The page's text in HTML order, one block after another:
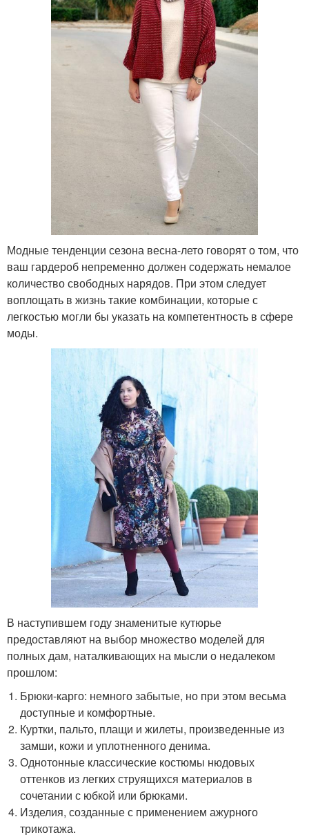
Модные тенденции сезона весна-лето говорят о том, что
ваш гардероб непременно должен содержать немалое
количество свободных нарядов. При этом следует
воплощать в жизнь такие комбинации, которые с
легкостью могли бы указать на компетентность в сфере
моды.
В наступившем году знаменитые кутюрье
предоставляют на выбор множество моделей для
полных дам, наталкивающих на мысли о недалеком
прошлом:
Брюки-карго: немного забытые, но при этом весьма
доступные и комфортные.
Куртки, пальто, плащи и жилеты, произведенные из
замши, кожи и уплотненного денима.
Однотонные классические костюмы нюдовых
оттенков из легких струящихся материалов в
сочетании с юбкой или брюками.
Изделия, созданные с применением ажурного
трикотажа.